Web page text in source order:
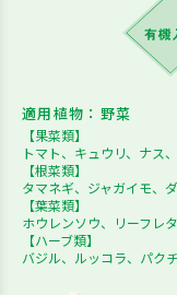
適用植物：野菜
【果菜類】
トマト、キュウリ、ナス
【根菜類】
タマネギ、ジャガイモ、
【葉菜類】
ホウレンソウ、リーフレ
【ハーブ類】
バジル、ルッコラ、パク